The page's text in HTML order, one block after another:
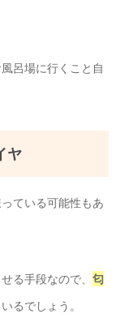
呂場に行くこと自
ヤ
ている可能性もあ
る手段なので、 匂
るでしょう。